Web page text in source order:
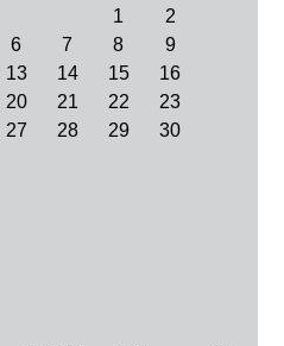
1
2
6 7 8
9
13 14 15
16
20 21 22
23
27 28 29
30